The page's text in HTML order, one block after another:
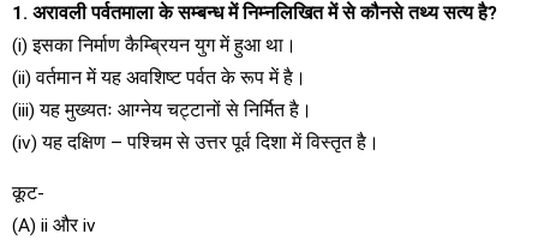
1. अरावली पर्वतमाला के सम्बन्ध में निम्नलिखित में से कौनसे तथ्य सत्य है?
(i) इसका निर्माण कैम्ब्रियन युग में हुआ था।
(ii) वर्तमान में यह अवशिष्ट पर्वत के रूप में है।
(iii) यह मुख्यतः आग्नेय चट्टानों से निर्मित है।
(iv) यह दक्षिण – पश्चिम से उत्तर पूर्व दिशा में विस्तृत है।
कूट-
(A) ii और iv